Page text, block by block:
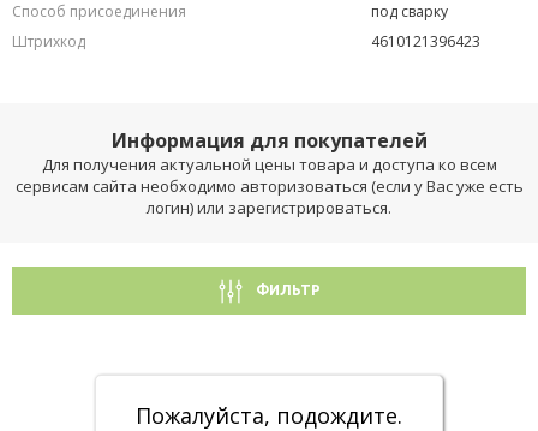
Способ присоединения
под сварку
Штрихкод
4610121396423
Информация для покупателей
Для получения актуальной цены товара и доступа ко всем
сервисам сайта необходимо авторизоваться (если у Вас уже есть
логин) или зарегистрироваться.
ФИЛЬТР
Пожалуйста, подождите.